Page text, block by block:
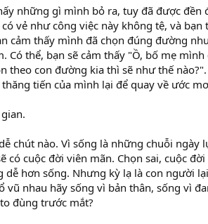
những gì mình bỏ ra, tuy đã được
vẻ như công việc này không tệ, và
cảm thấy mình đã chọn đúng đường
Có thể, bạn sẽ cảm thấy "Ồ, bố mẹ
theo con đường kia thì sẽ như thế
tiến của mình lại để quay về ước
chút nào. Vì sống là những chuỗi ngày
có cuộc đời viên mãn. Chọn sai, cuộc
dễ hơn sống. Nhưng kỳ lạ là con người
vũ nhau hãy sống vì bản thân, sống vì
đùng trước mắt?